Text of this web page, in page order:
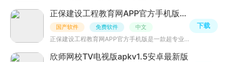
正保建设工程教育网APP官方手机版v8.5.1安卓版
国产软件 免费软件 中文
正保建设工程教育网APP官方手机版是一款超专业一建题库app，这是北京东大正保科技官方建筑题库应用，内置教
下载
欣师网校TV电视版apkv1.5安卓最新版